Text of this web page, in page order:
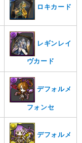
ロキカード
レギンレイ
ヴカード
デフォルメ
フォンセ
デフォルメ